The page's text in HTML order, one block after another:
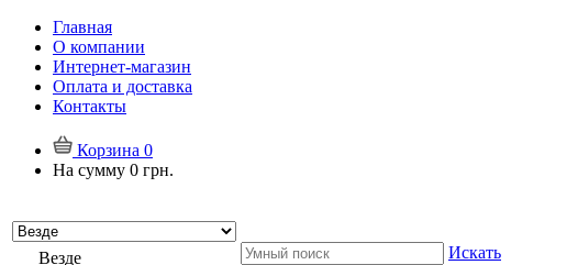
Главная
О компании
Интернет-магазин
Оплата и доставка
Контакты
Корзина 0
На сумму 0 грн.
Везде Искать